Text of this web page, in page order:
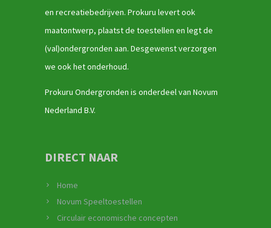
en recreatiebedrijven. Prokuru levert ook
maatontwerp, plaatst de toestellen en legt de
(val)ondergronden aan. Desgewenst verzorgen
we ook het onderhoud.
Prokuru Ondergronden is onderdeel van Novum
Nederland B.V.
DIRECT NAAR
Home
Novum Speeltoestellen
Circulair economische concepten